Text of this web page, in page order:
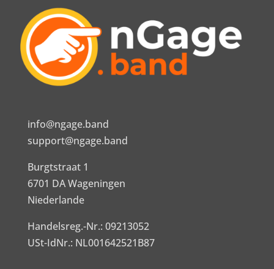
info@ngage.band
support@ngage.band
Burgtstraat 1
6701 DA Wageningen
Niederlande
Handelsreg.-Nr.: 09213052
USt-IdNr.: NL001642521B87